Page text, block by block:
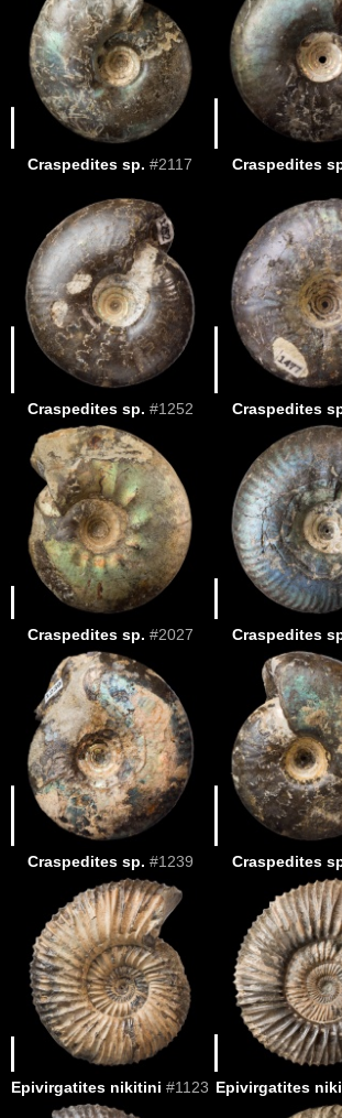
Craspedites sp. #2117 Craspedites
Craspedites sp. #1252 Craspedites
Craspedites sp. #2027 Craspedites
Craspedites sp. #1239 Craspedites
Epivirgatites nikitini #1123 Epivirgatites